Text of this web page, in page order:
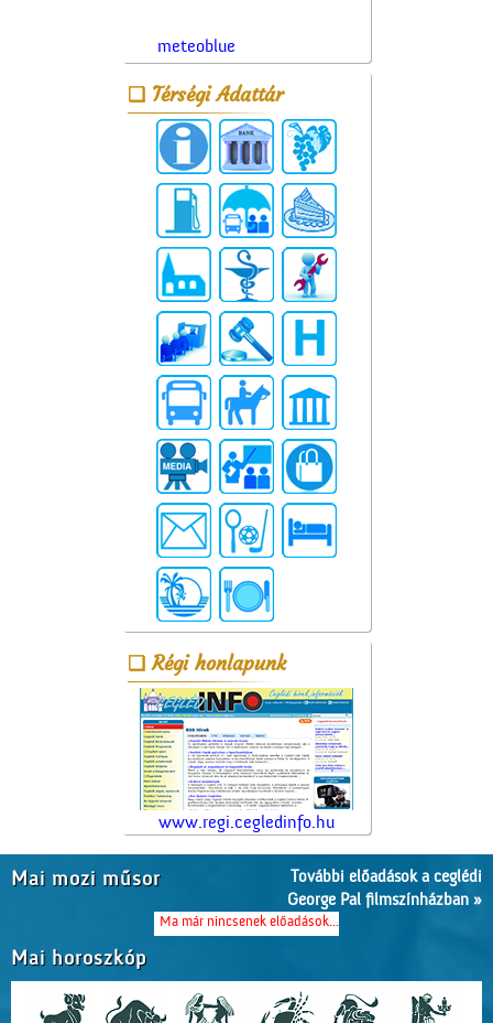
meteoblue
Térségi Adattár
Régi honlapunk
www.regi.cegledinfo.hu
Mai mozi műsor
További előadások a ceglédi
George Pal filmszínházban »
Ma már nincsenek előadások...
Mai horoszkóp